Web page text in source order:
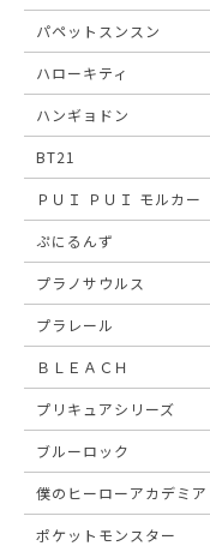
パペットスンスン
ハローキティ
ハンギョドン
BT21
ＰＵＩ ＰＵＩ モルカー
ぷにるんず
プラノサウルス
プラレール
ＢＬＥＡＣＨ
プリキュアシリーズ
ブルーロック
僕のヒーローアカデミア
ポケットモンスター